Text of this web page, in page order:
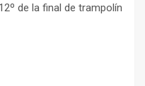
de la final de trampolín